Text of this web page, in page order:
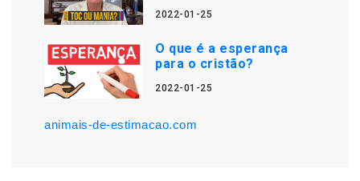
2022-01-25
O que é a esperança
para o cristão?
2022-01-25
animais-de-estimacao.com